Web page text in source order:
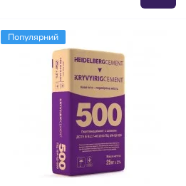
Популярний